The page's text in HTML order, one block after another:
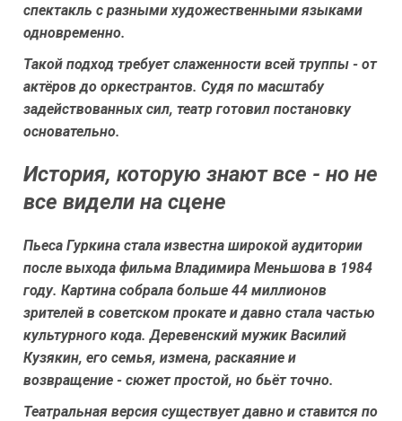
спектакль с разными художественными языками
одновременно.
Такой подход требует слаженности всей труппы - от
актёров до оркестрантов. Судя по масштабу
задействованных сил, театр готовил постановку
основательно.
История, которую знают все - но не
все видели на сцене
Пьеса Гуркина стала известна широкой аудитории
после выхода фильма Владимира Меньшова в 1984
году. Картина собрала больше 44 миллионов
зрителей в советском прокате и давно стала частью
культурного кода. Деревенский мужик Василий
Кузякин, его семья, измена, раскаяние и
возвращение - сюжет простой, но бьёт точно.
Театральная версия существует давно и ставится по